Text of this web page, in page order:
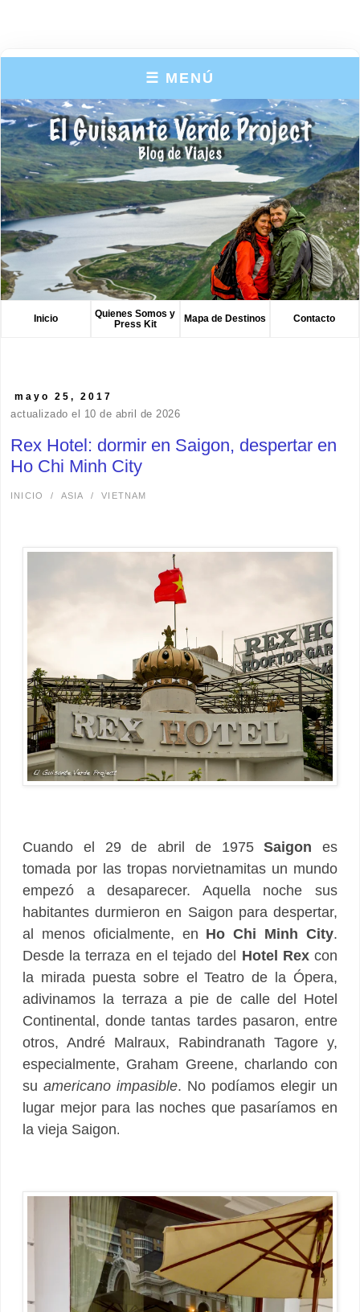
☰ MENÚ
Inicio
Quienes Somos y
Press Kit
Mapa de Destinos Contacto
mayo 25, 2017
actualizado el 10 de abril de 2026
Rex Hotel: dormir en Saigon, despertar en
Ho Chi Minh City
INICIO / ASIA / VIETNAM
Cuando el 29 de abril de 1975Saigon es
tomada por las tropas norvietnamitas un mundo
empezó a desaparecer. Aquella noche sus
habitantes durmieron en Saigon para despertar,
al menos oficialmente, en Ho Chi Minh City.
Desde la terraza en el tejado del Hotel Rexcon
la mirada puesta sobre el Teatro de la Ópera,
adivinamos la terraza a pie de calle del Hotel
Continental, donde tantas tardes pasaron, entre
otros, André Malraux, Rabindranath Tagore y,
especialmente, Graham Greene, charlando con
su americano impasible. No podíamos elegir un
lugar mejor para las noches que pasaríamos en
la vieja Saigon.